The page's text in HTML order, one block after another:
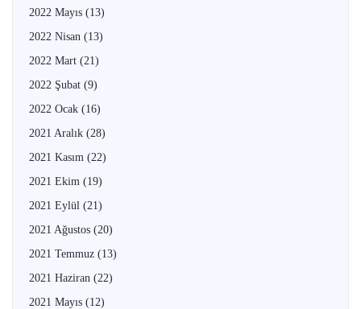
2022 Mayıs (13)
2022 Nisan (13)
2022 Mart (21)
2022 Şubat (9)
2022 Ocak (16)
2021 Aralık (28)
2021 Kasım (22)
2021 Ekim (19)
2021 Eylül (21)
2021 Ağustos (20)
2021 Temmuz (13)
2021 Haziran (22)
2021 Mayıs (12)